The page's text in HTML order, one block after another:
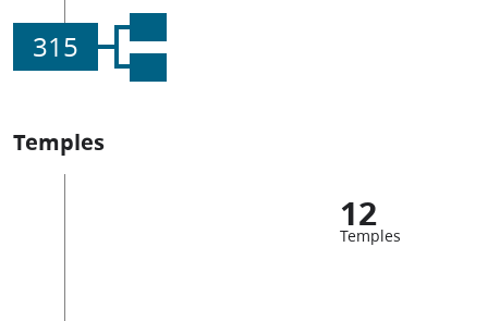
315
Temples
12
Temples